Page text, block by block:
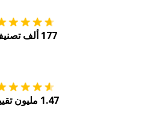
177 ألف تصنيف
1.47 مليون تقييم